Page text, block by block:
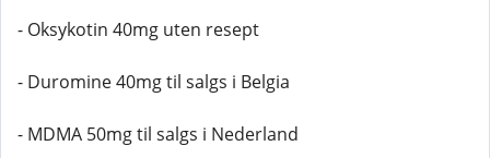
- Oksykotin 40mg uten resept
- Duromine 40mg til salgs i Belgia
- MDMA 50mg til salgs i Nederland